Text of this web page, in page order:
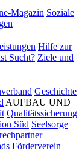
Magazin Soziale
Hilfe zur
Sucht? Ziele und
Geschichte
AUFBAU UND
Qualitätssicherung
Süd Seelsorge
Förderverein